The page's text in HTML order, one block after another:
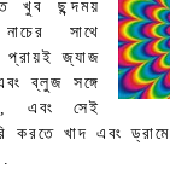
খুব ছন্দময়
সাথে
প্রায়ই জ্যাজ
ব্লুজ সঙ্গে
এবং সেই
করতে খাদ এবং